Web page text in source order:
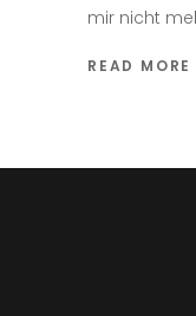
mir nicht
READ MORE